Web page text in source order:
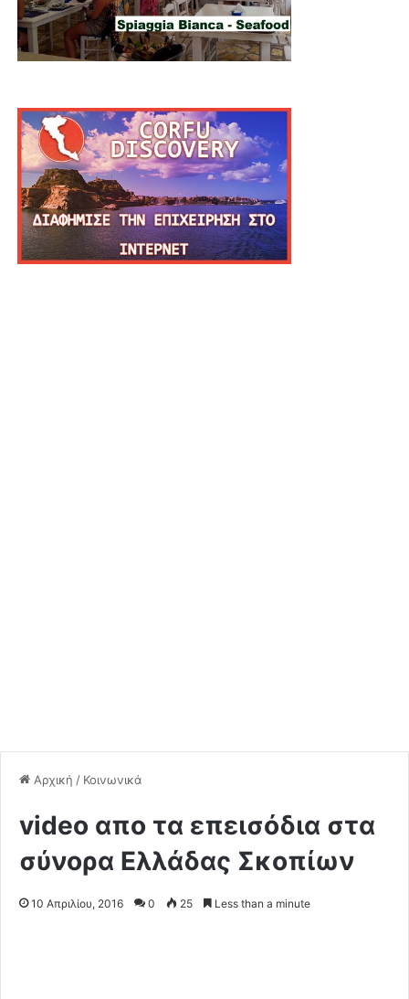
Αρχική / Κοινωνικά
video απο τα επεισόδια στα
σύνορα Ελλάδας Σκοπίων
10 Απριλίου, 2016 0 25 Less than a minute